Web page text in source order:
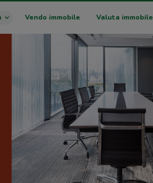
Vendo immobile Valuta immobile